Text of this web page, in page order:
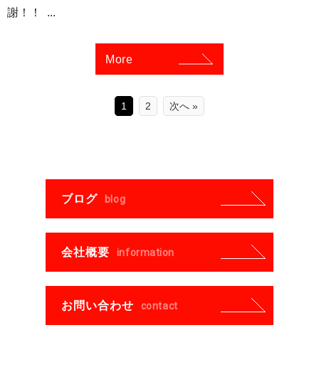
謝！！ ...
More
1 2 次へ »
ブログ blog
会社概要 information
お問い合わせ contact